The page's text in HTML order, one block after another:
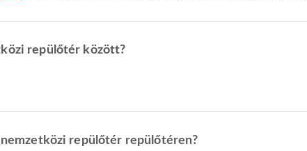
repülőtér között?
repülőtér repülőtéren?